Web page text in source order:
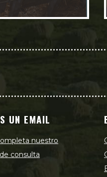
UN EMAIL
nuestro
consulta